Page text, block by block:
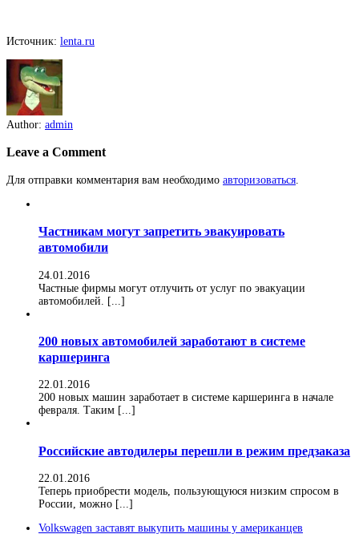
Источник: lenta.ru
Author: admin
Leave a Comment
Для отправки комментария вам необходимо авторизоваться
Частникам могут запретить эвакуировать
автомобили
24.01.2016
Частные фирмы могут отлучить от услуг по эвакуации
автомобилей. [...]
200 новых автомобилей заработают в системе
каршеринга
22.01.2016
200 новых машин заработает в системе каршеринга в начале
февраля. Таким [...]
Российские автодилеры перешли в режим предзаказа
22.01.2016
Теперь приобрести модель, пользующуюся низким спросом в
России, можно [...]
Volkswagen заставят выкупить машины у американцев